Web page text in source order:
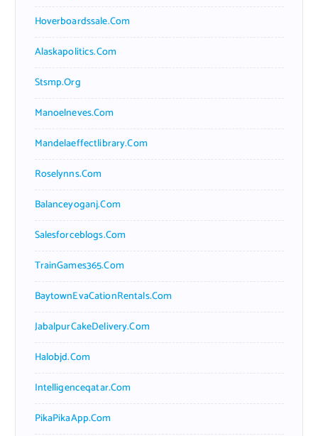
Hoverboardssale.com
Alaskapolitics.com
Stsmp.org
Manoelneves.com
Mandelaeffectlibrary.com
Roselynns.com
Balanceyoganj.com
Salesforceblogs.com
TrainGames365.com
BaytownEvaCationRentals.com
JabalpurCakeDelivery.com
Halobjd.com
Intelligenceqatar.com
PikaPikaApp.com